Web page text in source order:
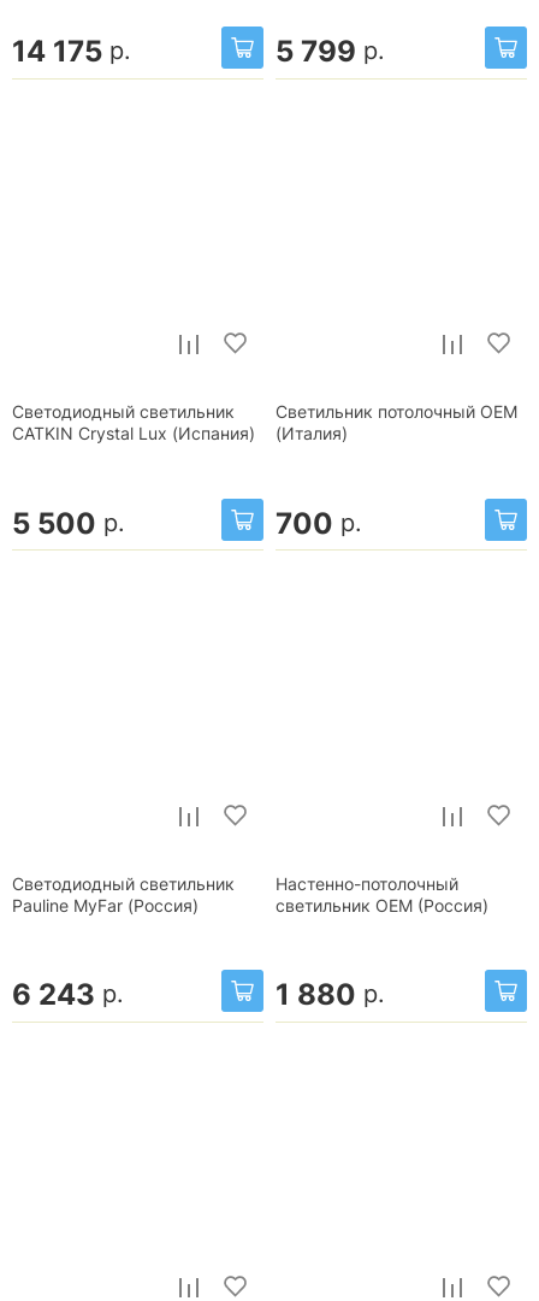
14 175 р. 5 799 р.
Светодиодный светильник
CATKIN Crystal Lux (Испания)
5 500 р.
Светильник потолочный OEM
(Италия)
700 р.
Светодиодный светильник
Pauline MyFar (Россия)
6 243 р.
Настенно-потолочный
светильник OEM (Россия)
1 880 р.